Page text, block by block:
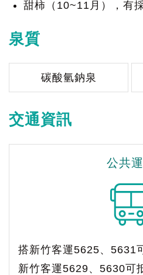
甜柿（10~11月），有
泉質
碳酸氫鈉泉
交通資訊
公共
搭新竹客運5625、5631
新竹客運5629、5630可